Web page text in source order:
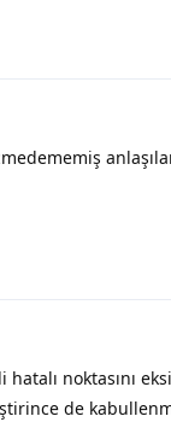
hatalı noktasını
de